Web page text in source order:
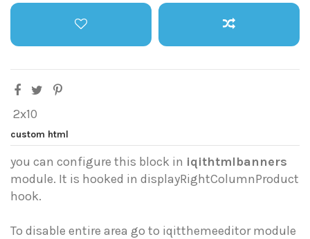
2x10
custom html
you can configure this block in iqithtmlbanners
module. It is hooked in displayRightColumnProduct
hook.
To disable entire area go to iqitthemeeditor module